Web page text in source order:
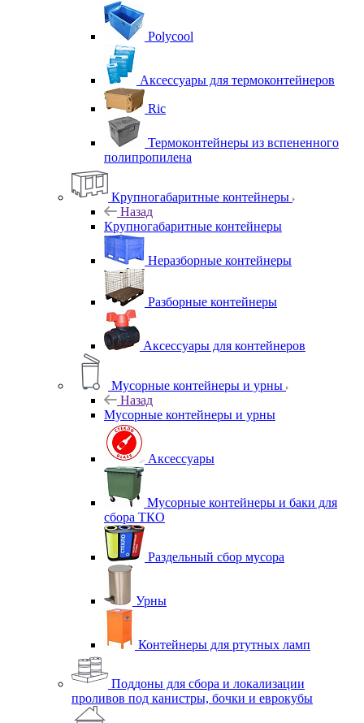
Polycool
Аксессуары для термоконтейнеров
Ric
Термоконтейнеры из вспененного
полипропилена
Крупногабаритные контейнеры
Назад
Крупногабаритные контейнеры
Неразборные контейнеры
Разборные контейнеры
Аксессуары для контейнеров
Мусорные контейнеры и урны
Назад
Мусорные контейнеры и урны
Аксессуары
Мусорные контейнеры и баки для
сбора ТКО
Раздельный сбор мусора
Урны
Контейнеры для ртутных ламп
Поддоны для сбора и локализации
проливов под канистры, бочки и еврокубы